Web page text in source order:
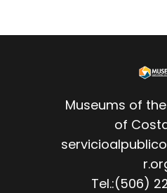
Museums of
of
Tel.:(506)